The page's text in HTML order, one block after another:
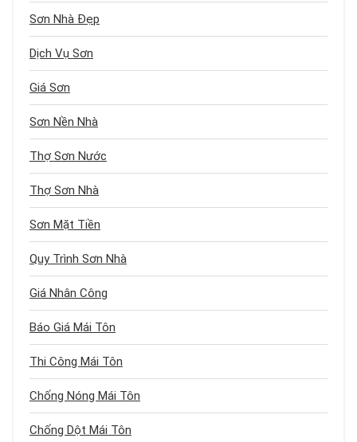
Sơn Nhà Đẹp
Dịch Vụ Sơn
Giá Sơn
Sơn Nền Nhà
Thợ Sơn Nước
Thợ Sơn Nhà
Sơn Mặt Tiền
Quy Trình Sơn Nhà
Giá Nhân Công
Báo Giá Mái Tôn
Thi Công Mái Tôn
Chống Nóng Mái Tôn
Chống Dột Mái Tôn